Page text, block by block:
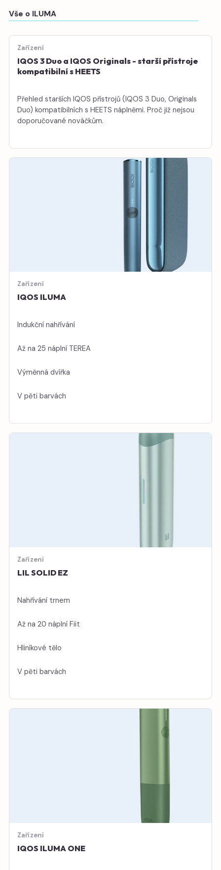
Vše o ILUMA
Zařízení
IQOS 3 Duo a IQOS Originals - starší přístroje
kompatibilní s HEETS
Přehled starších IQOS přístrojů (IQOS 3 Duo, Originals
Duo) kompatibilních s HEETS náplněmi. Proč již nejsou
doporučované nováčkům.
Zařízení
IQOS ILUMA
Indukční nahřívání
Až na 25 náplní TEREA
Výměnná dvířka
V pěti barvách
Zařízení
LIL SOLID EZ
Nahřívání trnem
Až na 20 náplní Fiit
Hliníkové tělo
V pěti barvách
Zařízení
IQOS ILUMA ONE